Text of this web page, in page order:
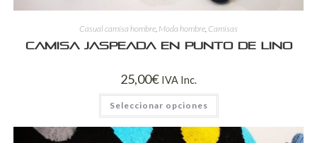
Casual camisa hombre, Moda hombre, Camisas
Camisa jaspeada en punto de lino
25,00€ IVA Inc.
Seleccionar opciones